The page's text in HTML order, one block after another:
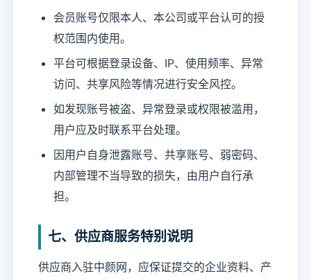
会员账号仅限本人、本公司或平台认可的授
权范围内使用。
平台可根据登录设备、IP、使用频率、异常
访问、共享风险等情况进行安全风控。
如发现账号被盗、异常登录或权限被滥用，
用户应及时联系平台处理。
因用户自身泄露账号、共享账号、弱密码、
内部管理不当导致的损失，由用户自行承
担。
七、供应商服务特别说明
供应商入驻中颜网，应保证提交的企业资料、产